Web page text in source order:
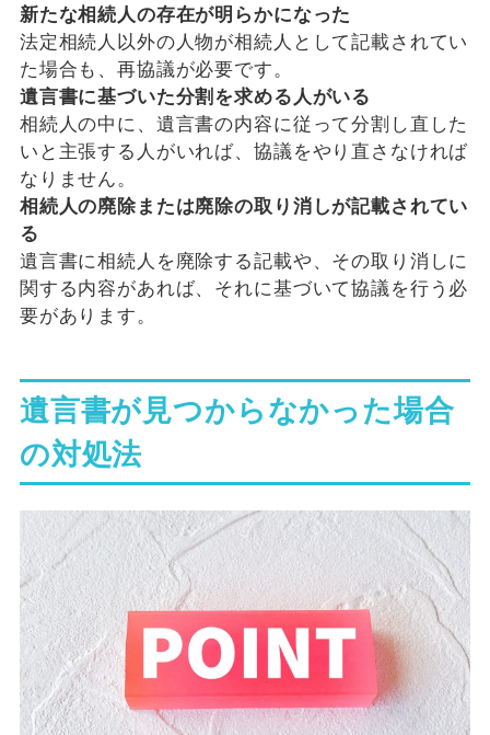
新たな相続人の存在が明らかになった
法定相続人以外の人物が相続人として記載されてい
た場合も、再協議が必要です。
遺言書に基づいた分割を求める人がいる
相続人の中に、遺言書の内容に従って分割し直した
いと主張する人がいれば、協議をやり直さなければ
なりません。
相続人の廃除または廃除の取り消しが記載されてい
る
遺言書に相続人を廃除する記載や、その取り消しに
関する内容があれば、それに基づいて協議を行う必
要があります。
遺言書が見つからなかった場合
の対処法